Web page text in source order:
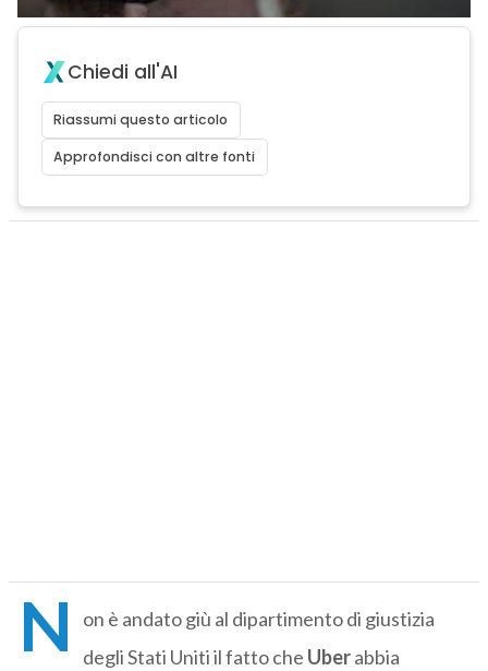
Chiedi all'AI
Riassumi questo articolo
Approfondisci con altre fonti
N
on è andato giù al dipartimento di giustizia
degli Stati Uniti il fatto che Uberabbia